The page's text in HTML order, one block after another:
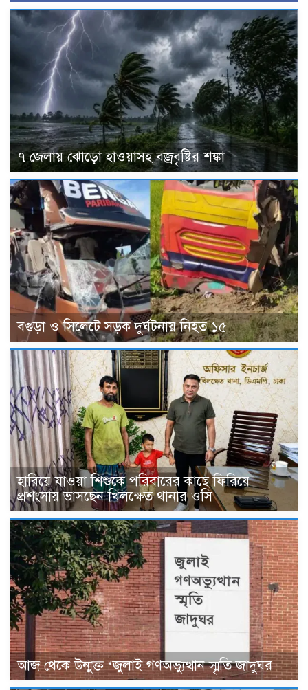
৭ জেলায় ঝোড়ো হাওয়াসহ বজ্রবৃষ্টির শঙ্কা
বগুড়া ও সিলেটে সড়ক দুর্ঘটনায় নিহত ১৫
হারিয়ে যাওয়া শিশুকে পরিবারের কাছে ফিরিয়ে
প্রশংসায় ভাসছেন খিলক্ষেত থানার ওসি
আজ থেকে উন্মুক্ত ‘জুলাই গণঅভ্যুত্থান স্মৃতি জাদুঘর